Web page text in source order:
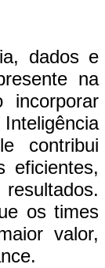
dados e
na
incorporar
contribui
eficientes,
os times
valor,